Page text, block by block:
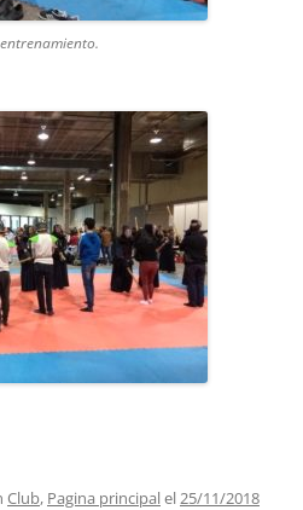
Club, Pagina principalel25/11/2018